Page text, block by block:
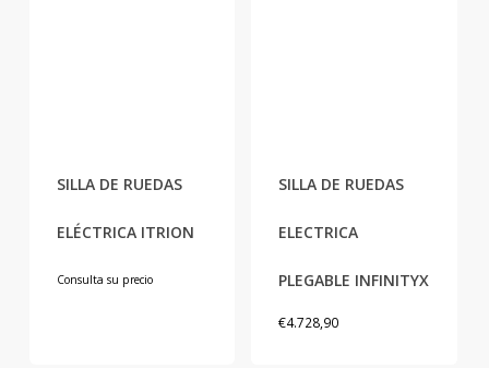
SILLA DE RUEDAS
ELÉCTRICA ITRION
Consulta su precio
Las
SILLA DE RUEDAS
ELECTRICA
PLEGABLE INFINITYX
€4.728,90